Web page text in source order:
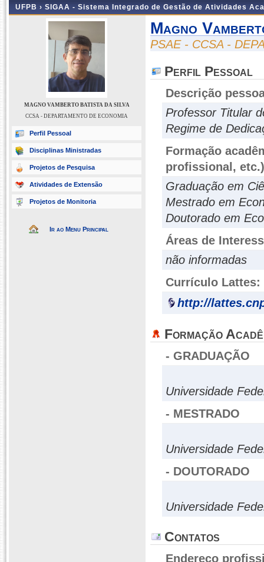
UFPB › SIGAA - Sistema Integrado de Gestão de Atividades
MAGNO VAMBERTO BATISTA DA SILVA
CCSA - DEPARTAMENTO DE ECONOMIA
Perfil Pessoal
Disciplinas Ministradas
Projetos de Pesquisa
Atividades de Extensão
Projetos de Monitoria
Ir ao Menu Principal
Magno
PSAE - CCSA -
Perfil Pessoal
Descrição
Professor Titular
Regime de
Formação
profissional, etc.)
Graduação em
Mestrado em
Doutorado em
Áreas de
não informadas
Currículo Lattes:
http://
Formação
- GRADUAÇÃO
Universidade
- MESTRADO
Universidade
- DOUTORADO
Universidade
Contatos
Endereço